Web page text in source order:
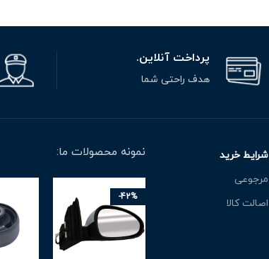
پرداخت آنلاین.
هدف راحتی شما
شرایط خرید
مرجوعی
اصالت کالا
نمونه محصولات ما:
-42%